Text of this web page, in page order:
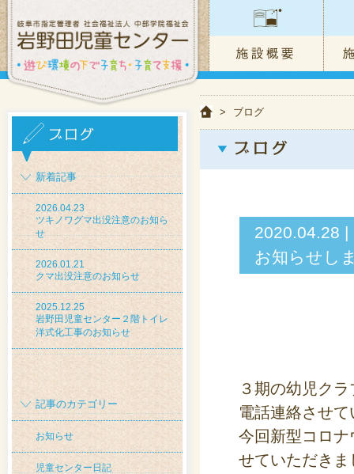
新着記事
2026.04.23
ツキノワグマ出没注意のお知ら
せ
2026.01.21
クマ出没注意のお知らせ
2025.12.25
岩野田児童センター２階トイレ
洋式化工事のお知らせ
記事のカテゴリー
お知らせ
児童センター日記
> ブログ
2020.04.28
お知らせし
３期の幼児ク
電話連絡させ
今回新型コロ
せていただきま